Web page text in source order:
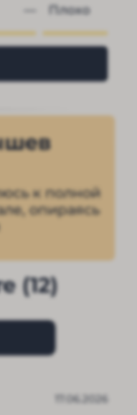
— Плохо
к полной
опираясь
(12)
17.06.2026